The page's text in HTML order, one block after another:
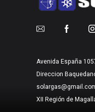
Avenida España
Direccion
XII Región de